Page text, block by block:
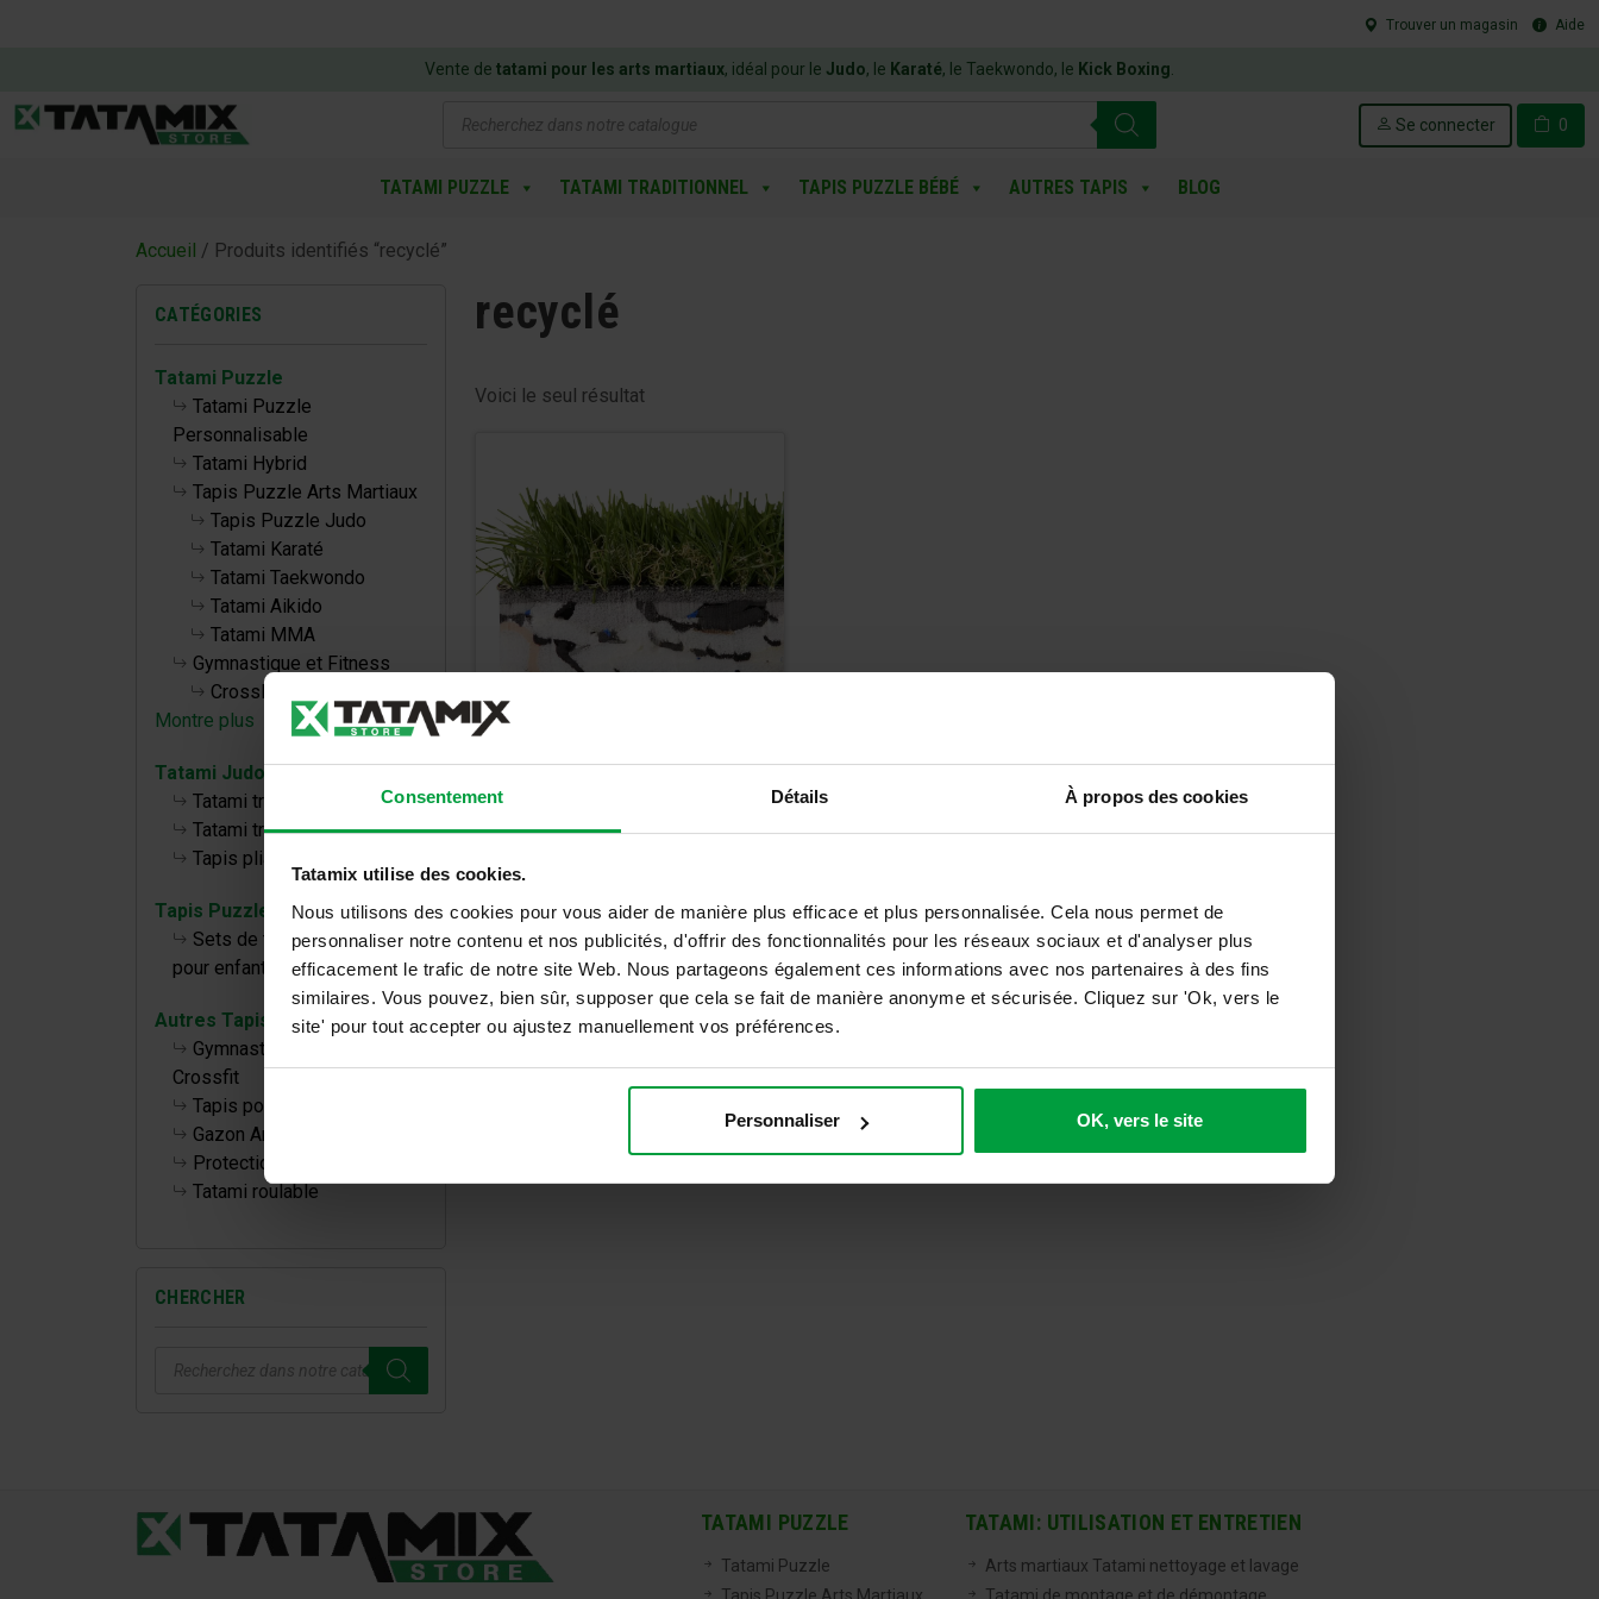
Consentement Détails À propos des cookies
Tatamix utilise des cookies.
Nous utilisons des cookies pour vous aider de manière plus efficace et plus personnalisée. Cela nous permet de
personnaliser notre contenu et nos publicités, d'offrir des fonctionnalités pour les réseaux sociaux et d'analyser plus
efficacement le trafic de notre site Web. Nous partageons également ces informations avec nos partenaires à des fins
similaires. Vous pouvez, bien sûr, supposer que cela se fait de manière anonyme et sécurisée. Cliquez sur 'Ok, vers le
site' pour tout accepter ou ajustez manuellement vos préférences.
Personnaliser OK, vers le site
Trouver un magasin Aide
Vente de tatami pour les arts martiaux, idéal pour le Judo, le Karaté, le Taekwondo, le Kick Boxing
de
Se connecter 0
TATAMI PUZZLE TATAMI TRADITIONNEL TAPIS PUZZLE BÉBÉ AUTRES TAPIS BLOG
Accueil / Produits identifiés “recyclé”
CATÉGORIES
Tatami Puzzle
Tatami Puzzle
Personnalisable
Tatami Hybrid
Tapis Puzzle Arts Martiaux
Tapis Puzzle Judo
Tatami Karaté
Tatami Taekwondo
Tatami Aikido
Tatami MMA
Gymnastique et Fitness
CrossFit
Montre plus
Tatami Judo
Tatami traditionnel TL 40 50
Tatami traditionnel TT 40 50
Tapis pliables
Tapis Puzzle bébé
Sets de tapis de puzzle
pour enfants
Autres Tapis
Gymnastique, Fitness et
Crossfit
Tapis pour la maison
Gazon Artificiel
Protections Murales
Tatami roulable
CHERCHER
de
recyclé
Voici le seul résultat
Gazon synthétique -
Puzzle JOUER
TATAMI PUZZLE
Tatami Puzzle
TATAMI: UTILISATION ET ENTRETIEN
Arts martiaux Tatami nettoyage et lavage